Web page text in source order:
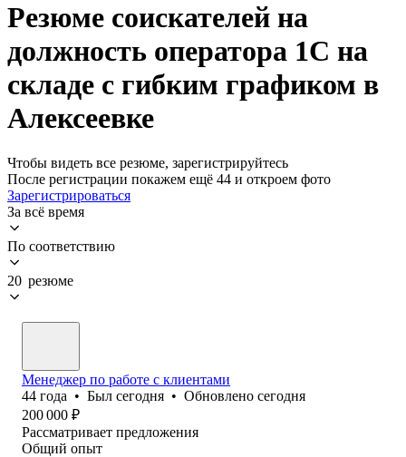
Резюме соискателей на
должность оператора 1C на
складе с гибким графиком в
Алексеевке
Чтобы видеть все резюме, зарегистрируйтесь
После регистрации покажем ещё 44 и откроем фото
Зарегистрироваться
За всё время
По соответствию
20 резюме
Менеджер по работе с клиентами
44 года • Был сегодня • Обновлено сегодня
200 000 ₽
Рассматривает предложения
Общий опыт